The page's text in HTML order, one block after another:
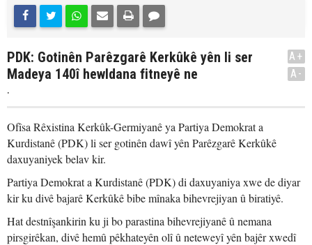
PDK: Gotinên Parêzgarê Kerkûkê yên li ser
Madeya 140î hewldana fitneyê ne
.
A+
A-
Ofîsa Rêxistina Kerkûk-Germiyanê ya Partiya Demokrat a
Kurdistanê (PDK) li ser gotinên dawî yên Parêzgarê Kerkûkê
daxuyaniyek belav kir.
Partiya Demokrat a Kurdistanê (PDK) di daxuyaniya xwe de diyar
kir ku divê bajarê Kerkûkê bibe mînaka bihevrejiyan û biratiyê.
Hat destnîşankirin ku ji bo parastina bihevrejiyanê û nemana
pirsgirêkan, divê hemû pêkhateyên olî û neteweyî yên bajêr xwedî